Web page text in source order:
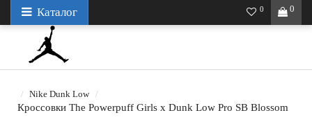
0
Каталог 0
Nike Dunk Low
Кроссовки The Powerpuff Girls x Dunk Low Pro SB Blossom